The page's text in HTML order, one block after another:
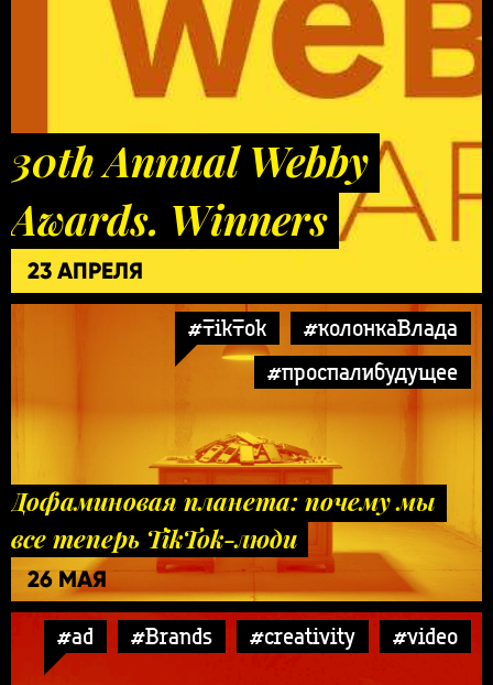
30th Annual Webby
Awards. Winners
23 АПРЕЛЯ
#TikTok
#колонкаВлада
#проспалибудущее
Дофаминовая планета: почему мы
все теперь TikTok-люди
26 МАЯ
#ad #Brands #creativity #video